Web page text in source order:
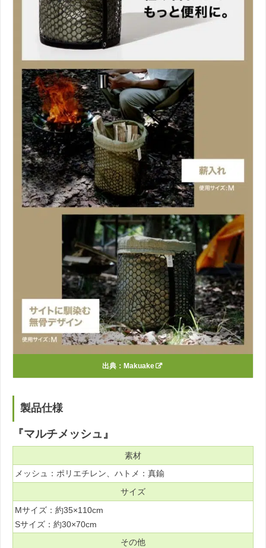
出典： Makuake
製品仕様
『マルチメッシュ』
素材
メッシュ：ポリエチレン、ハトメ：真鍮
サイズ
Mサイズ：約35×110cm
Sサイズ：約30×70cm
その他